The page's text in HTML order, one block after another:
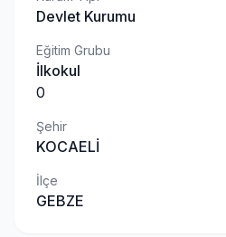
Devlet Kurumu
Eğitim Grubu
İlkokul
0
Şehir
KOCAELİ
İlçe
GEBZE